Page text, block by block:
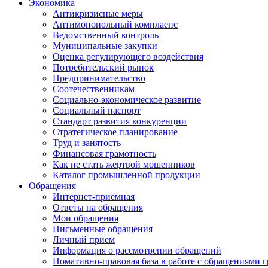
Экономика
Антикризисные меры
Антимонопольный комплаенс
Ведомственный контроль
Муниципальные закупки
Оценка регулирующего воздействия
Потребительский рынок
Предпринимательство
Соотечественникам
Социально-экономическое развитие
Социальный паспорт
Стандарт развития конкуренции
Стратегическое планирование
Труд и занятость
Финансовая грамотность
Как не стать жертвой мошенников
Каталог промышленной продукции
Обращения
Интернет-приёмная
Ответы на обращения
Мои обращения
Письменные обращения
Личный прием
Информация о рассмотрении обращений
Номативно-правовая база в работе с обращениями